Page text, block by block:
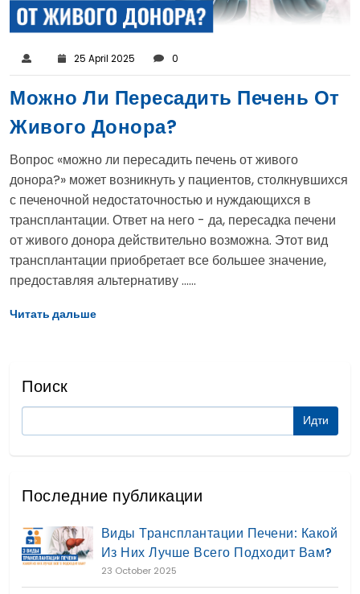
25 April 2025 0
Можно Ли Пересадить Печень От
Живого Донора?
Вопрос «можно ли пересадить печень от живого
донора?» может возникнуть у пациентов, столкнувшихся
с печеночной недостаточностью и нуждающихся в
трансплантации. Ответ на него - да, пересадка печени
от живого донора действительно возможна. Этот вид
трансплантации приобретает все большее значение,
предоставляя альтернативу ......
Читать дальше
Поиск
Последние публикации
Виды Трансплантации Печени: Какой
Из Них Лучше Всего Подходит Вам?
23 October 2025